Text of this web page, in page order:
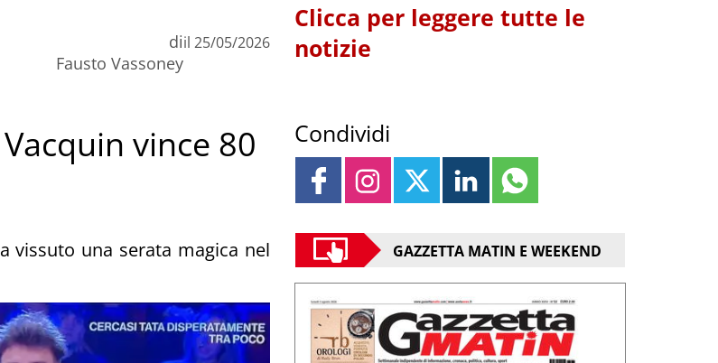
di
Fausto Vassoney
il 25/05/2026
vince 80
vissuto una serata magica nel
Clicca per leggere tutte le
notizie
Condividi
GAZZETTA MATIN E WEEKEND